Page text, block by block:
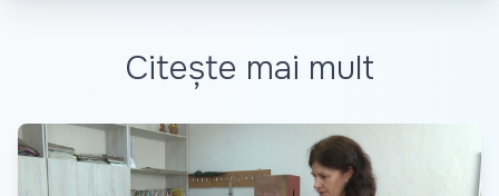
Citește mai mult